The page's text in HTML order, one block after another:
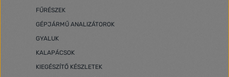
FŰRÉSZEK
GÉPJÁRMŰ ANALIZÁTOROK
GYALUK
KALAPÁCSOK
KIEGÉSZÍTŐ KÉSZLETEK